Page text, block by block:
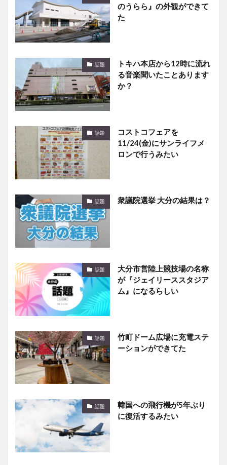
のうらら』の外観ができて
た
話題
トキハ本店から12時に流れ
る音楽聞いたことあります
か？
話題
コストコフェアを
11/24(金)にサンライフメ
ロンで行うみたい
話題 衆議院選挙 大分の結果は？
話題
大分市営陸上競技場の名称
が『ジェイリーススタジア
ム』になるらしい
話題
竹町ドーム広場に充電ステ
ーションができてた
話題
韓国への飛行機が5年ぶり
に復活するみたい